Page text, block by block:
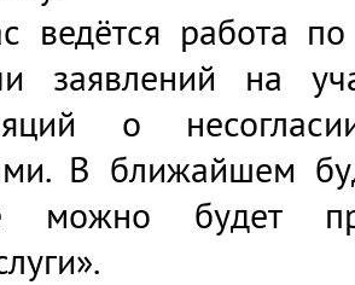
ведётся работа
заявлений на
о
В ближайшем
можно будет